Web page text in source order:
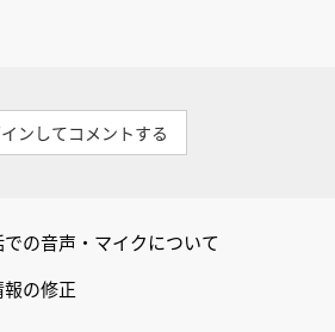
ンしてコメントする
での音声・マイクについて
の修正